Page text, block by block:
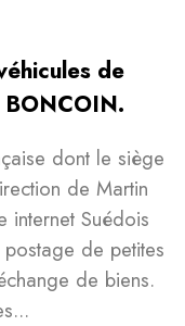
de
BONCOIN.
dont le siège
de Martin
internet Suédois
de petites
de biens.